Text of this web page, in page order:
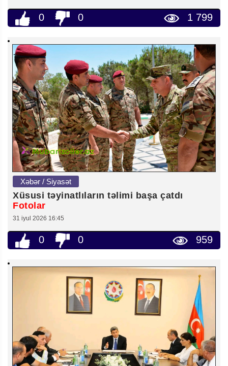
0 0 1 799
Xəbər / Siyasət
Xüsusi təyinatlıların təlimi başa çatdı
Fotolar
31 iyul 2026 16:45
0 0 959